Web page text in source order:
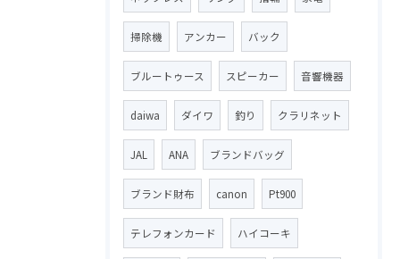
掃除機 アンカー バック
ブルートゥース スピーカー 音響機器
daiwa ダイワ 釣り クラリネット
JAL ANA ブランドバッグ
ブランド財布 canon Pt900
テレフォンカード ハイコーキ